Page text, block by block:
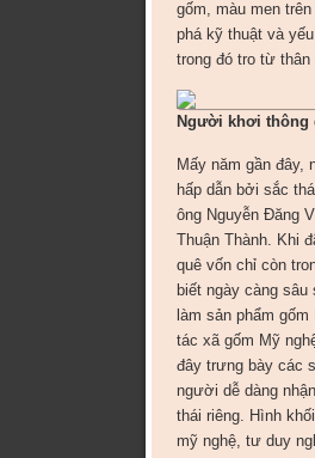
gốm, màu men
phá kỹ thuật và
trong đó tro từ
Người khơi thông
Mấy năm gần đây,
hấp dẫn bởi sắc
ông Nguyễn Đăng
Thuận Thành. Khi
quê vốn chỉ còn
biết ngày càng
làm sản phẩm
tác xã gốm Mỹ
đây trưng bày các
người dễ dàng
thái riêng. Hình
mỹ nghệ, tư duy